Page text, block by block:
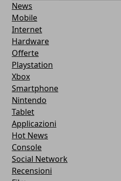
News
Mobile
Internet
Hardware
Offerte
Playstation
Xbox
Smartphone
Nintendo
Tablet
Applicazioni
Hot News
Console
Social Network
Recensioni